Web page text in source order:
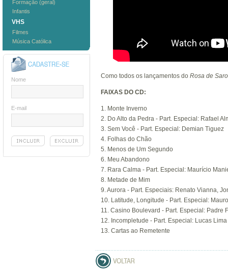
Formação (geral)
Infantis
VHS
Filmes
Música Católica
Nome
E-mail
Como todos os lançamentos do Rosa de
FAIXAS DO CD:
1. Monte Inverno
2. Do Alto da Pedra - Part. Especial: Rafael
3. Sem Você - Part. Especial: Demian Tiguez
4. Folhas do Chão
5. Menos de Um Segundo
6. Meu Abandono
7. Rara Calma - Part. Especial: Maurício
8. Metade de Mim
9. Aurora - Part. Especiais: Renato Vianna,
10. Latitude, Longitude - Part. Especial:
11. Casino Boulevard - Part. Especial: Padre
12. Incompletude - Part. Especial: Lucas Lima
13. Cartas ao Remetente